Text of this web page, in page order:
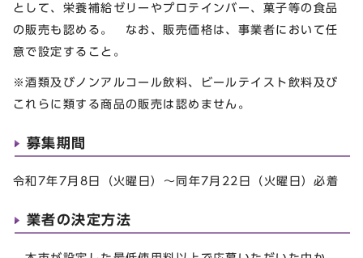
として、栄養補給ゼリーやプロテインバー、菓子等の食品
の販売も認める。 なお、販売価格は、事業者において任
意で設定すること。
※酒類及びノンアルコール飲料、ビールテイスト飲料及び
これらに類する商品の販売は認めません。
募集期間
令和7年7月8日（火曜日）～同年7月22日（火曜日）必着
業者の決定方法